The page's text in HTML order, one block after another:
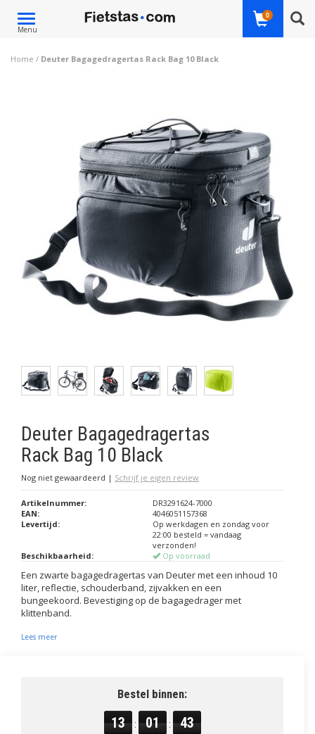
Toggle
navigation
Menu
0
Home / Deuter Bagagedragertas Rack Bag 10 Black
Deuter Bagagedragertas
Rack Bag 10 Black
Nog niet gewaardeerd | Schrijf je eigen review
Artikelnummer:
DR3291624-7000
EAN:
4046051157368
Levertijd:
Op werkdagen en zondag voor
22:00 besteld = vandaag
verzonden!
Beschikbaarheid:
Op voorraad
Een zwarte bagagedragertas van Deuter met een inhoud 10
liter, reflectie, schouderband, zijvakken en een
bungeekoord. Bevestiging op de bagagedrager met
klittenband.
Lees meer
Bestel binnen:
13 : 01 : 43